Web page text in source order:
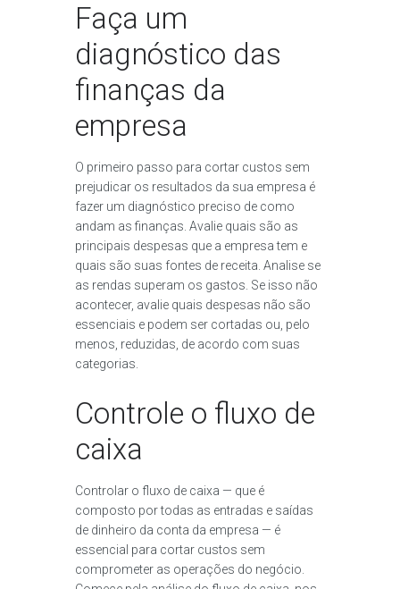
Faça um
diagnóstico das
finanças da
empresa
O primeiro passo para cortar custos sem
prejudicar os resultados da sua empresa é
fazer um diagnóstico preciso de como
andam as finanças. Avalie quais são as
principais despesas que a empresa tem e
quais são suas fontes de receita. Analise se
as rendas superam os gastos. Se isso não
acontecer, avalie quais despesas não são
essenciais e podem ser cortadas ou, pelo
menos, reduzidas, de acordo com suas
categorias.
Controle o fluxo de
caixa
Controlar o fluxo de caixa — que é
composto por todas as entradas e saídas
de dinheiro da conta da empresa — é
essencial para cortar custos sem
comprometer as operações do negócio.